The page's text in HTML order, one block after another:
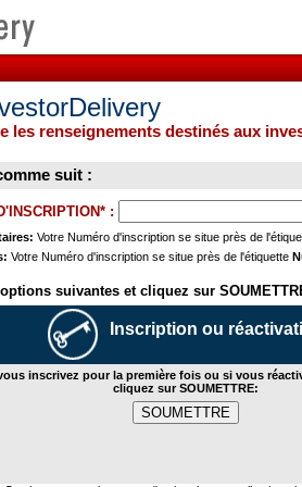
les renseignements destinés aux
suit :
:
Votre Numéro d'inscription se situe près de
Votre Numéro d'inscription se situe près de l'étiquette
suivantes et cliquez sur
Inscription ou
inscrivez pour la première fois ou si vous
cliquez sur SOUMETTRE: